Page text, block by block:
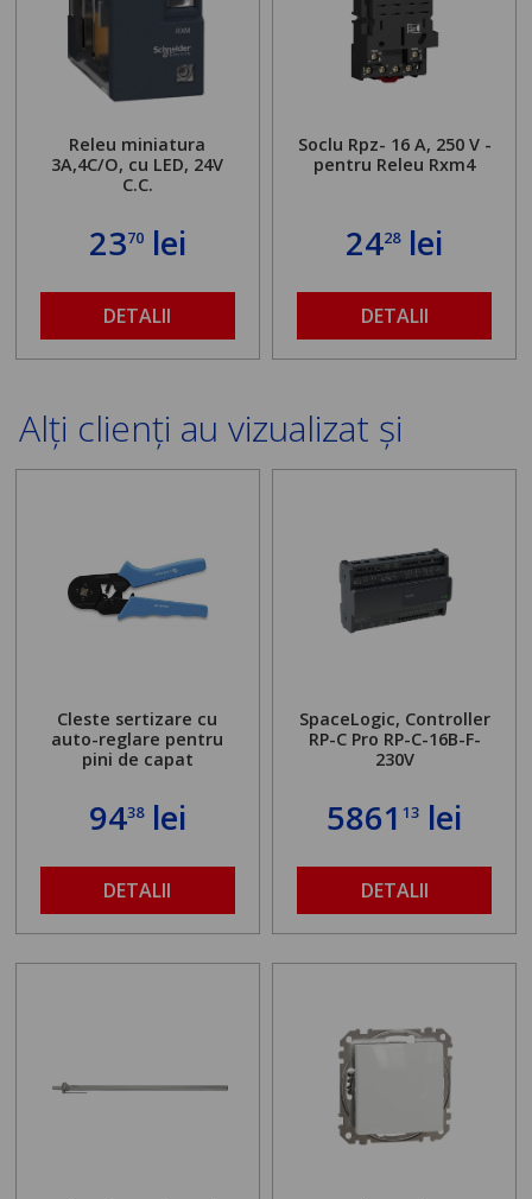
Releu miniatura
3A,4C/O, cu LED, 24V
C.C.
2370lei
DETALII
Soclu Rpz- 16 A, 250 V -
pentru Releu Rxm4
2428lei
DETALII
Alți clienți au vizualizat și
Cleste sertizare cu
auto-reglare pentru
pini de capat
9438lei
DETALII
SpaceLogic, Controller
RP-C Pro RP-C-16B-F-
230V
586113 lei
DETALII